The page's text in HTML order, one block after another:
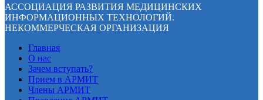
АССОЦИАЦИЯ РАЗВИТИЯ МЕДИЦИНСКИХ
ИНФОРМАЦИОННЫХ ТЕХНОЛОГИЙ.
НЕКОММЕРЧЕСКАЯ ОРГАНИЗАЦИЯ
Главная
О нас
Зачем вступать?
Прием в АРМИТ
Члены АРМИТ